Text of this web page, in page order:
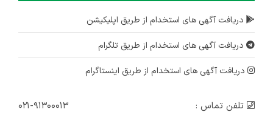
دریافت آگهی های استخدام از طریق اپلیکیشن
دریافت آگهی های استخدام از طریق تلگرام
دریافت آگهی های استخدام از طریق اینستاگرام
تلفن تماس :
۰۲۱-۹۱۳۰۰۰۱۳